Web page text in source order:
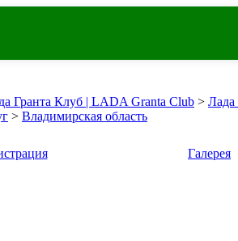
Гранта Клуб | LADA Granta Club > Лада
> Владимирская область
Галерея